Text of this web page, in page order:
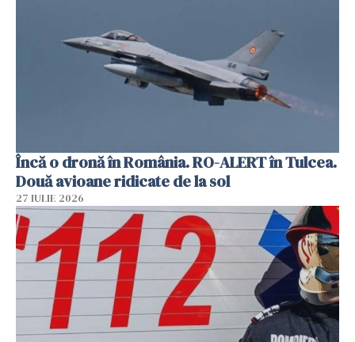
Încă o dronă în România. RO-ALERT în Tulcea.
Două avioane ridicate de la sol
27 IULIE 2026